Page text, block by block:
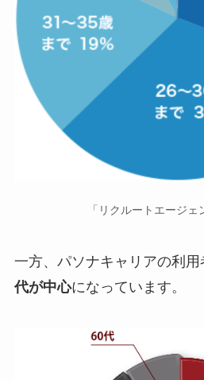
「リクルートエージェ
一方、パソナキャリアの利用
代が中心になっています。